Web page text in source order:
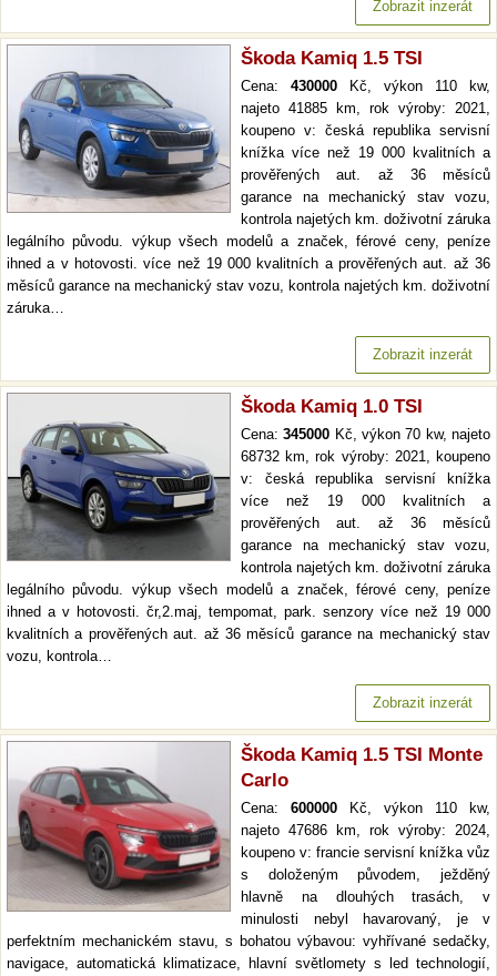
Zobrazit inzerát
Škoda Kamiq 1.5 TSI
Cena: 430000 Kč, výkon 110 kw,
najeto 41885 km, rok výroby: 2021,
koupeno v: česká republika servisní
knížka více než 19 000 kvalitních a
prověřených aut. až 36 měsíců
garance na mechanický stav vozu,
kontrola najetých km. doživotní záruka
legálního původu. výkup všech modelů a značek, férové ceny, peníze
ihned a v hotovosti. více než 19 000 kvalitních a prověřených aut. až 36
měsíců garance na mechanický stav vozu, kontrola najetých km. doživotní
záruka…
Zobrazit inzerát
Škoda Kamiq 1.0 TSI
Cena:345000 Kč, výkon 70 kw, najeto
68732 km, rok výroby: 2021, koupeno
v: česká republika servisní knížka
více než 19 000 kvalitních a
prověřených aut. až 36 měsíců
garance na mechanický stav vozu,
kontrola najetých km. doživotní záruka
legálního původu. výkup všech modelů a značek, férové ceny, peníze
ihned a v hotovosti. čr,2.maj, tempomat, park. senzory více než 19 000
kvalitních a prověřených aut. až 36 měsíců garance na mechanický stav
vozu, kontrola…
Zobrazit inzerát
Škoda Kamiq 1.5 TSI Monte
Carlo
Cena: 600000 Kč, výkon 110 kw,
najeto 47686 km, rok výroby: 2024,
koupeno v: francie servisní knížka vůz
s doloženým původem, ježděný
hlavně na dlouhých trasách, v
minulosti nebyl havarovaný, je v
perfektním mechanickém stavu, s bohatou výbavou: vyhřívané sedačky,
navigace, automatická klimatizace, hlavní světlomety s led technologií,